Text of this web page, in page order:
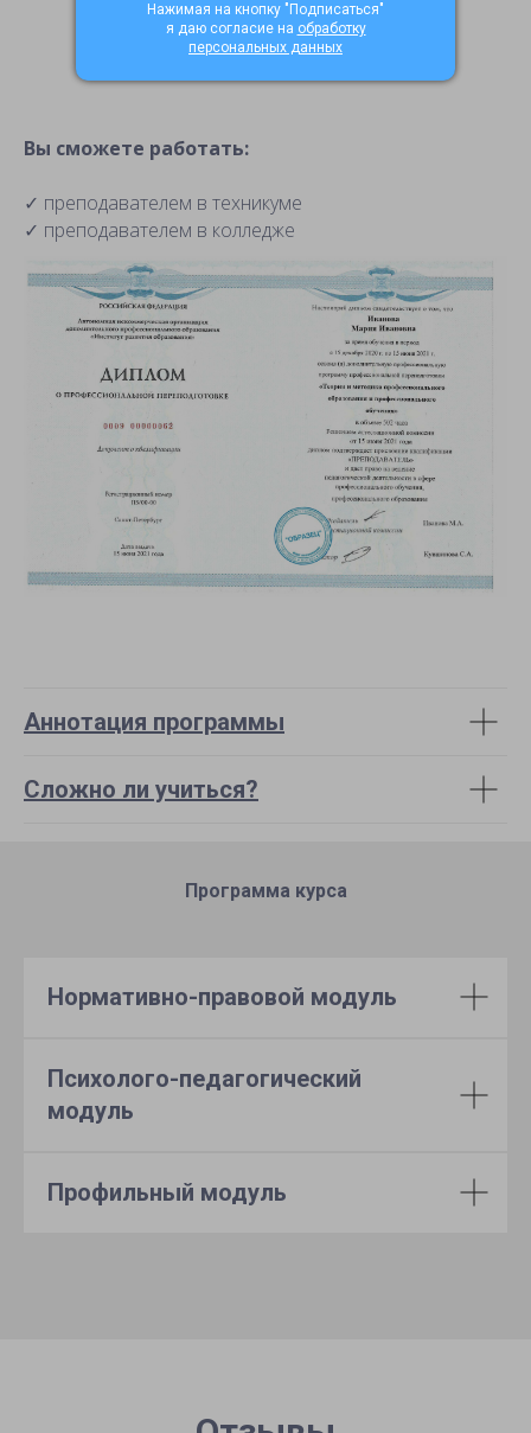
Нажимая на кнопку "Подписаться"
я даю согласие на обработку
персональных данных
Вы сможете работать:
✓ преподавателем в техникуме
✓ преподавателем в колледже
Аннотация программы
Сложно ли учиться?
Программа курса
Нормативно-правовой модуль
Психолого-педагогический
модуль
Профильный модуль